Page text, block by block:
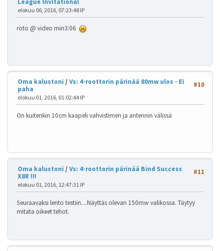
League Invitational
elokuu 06, 2016, 07:23:48 IP
roto @ video min3:06
#10
Oma kalustoni / Vs: 4-roottorin pärinää 80mw ulos - Ei
paha
elokuu 01, 2016, 01:02:44 IP
On kuitenkin 10cm kaapeli vahvistimen ja antennin välissä
#11
Oma kalustoni / Vs: 4-roottorin pärinää Bind Success
X8R !!!
elokuu 01, 2016, 12:47:31 IP
Seuraavaksi lento testiin....Näyttäs olevan 150mw valikossa. Täytyy
mitata oikeet tehot.